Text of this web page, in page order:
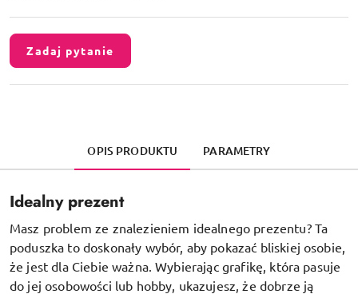
Zadaj pytanie
OPIS PRODUKTU PARAMETRY
Idealny prezent
Masz problem ze znalezieniem idealnego prezentu? Ta
poduszka to doskonały wybór, aby pokazać bliskiej osobie,
że jest dla Ciebie ważna. Wybierając grafikę, która pasuje
do jej osobowości lub hobby, ukazujesz, że dobrze ją